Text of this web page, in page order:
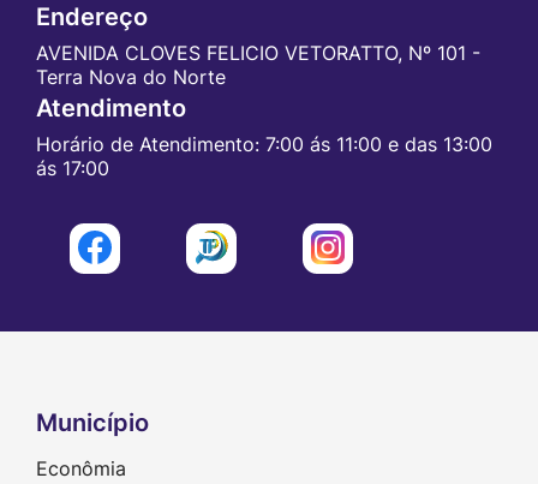
Endereço
AVENIDA CLOVES FELICIO VETORATTO, Nº 101 -
Terra Nova do Norte
Atendimento
Horário de Atendimento: 7:00 ás 11:00 e das 13:00
ás 17:00
Acessar
a
Acessar
a
Acessar
a
Seção do Rodapé e Contato
Município
Econômia